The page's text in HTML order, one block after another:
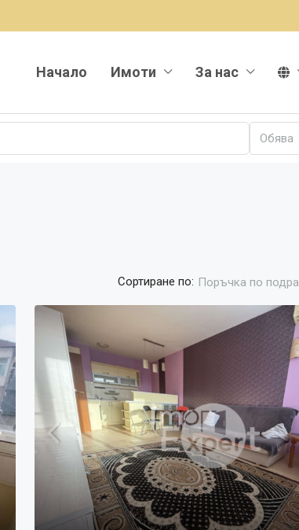
Начало Имоти За нас
Обява
Сортиране по: Поръчка по